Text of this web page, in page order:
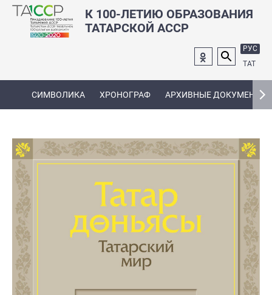
К 100-ЛЕТИЮ ОБРАЗОВАНИЯ
ТАТАРСКОЙ АССР
РУС
ТАТ
СИМВОЛИКА ХРОНОГРАФ АРХИВНЫЕ ДОКУМЕНТЫ